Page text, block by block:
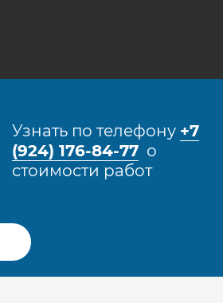
Узнать по телефону +7
(924) 176-84-77 о
стоимости работ​